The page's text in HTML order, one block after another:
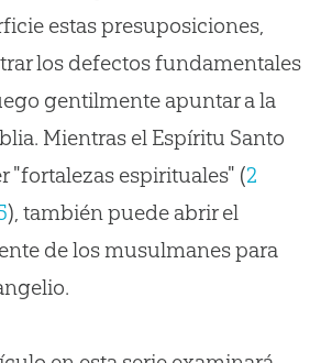
estas presuposiciones,
los defectos fundamentales
gentilmente apuntar a la
Mientras el Espíritu Santo
"fortalezas espirituales" (2
), también puede abrir el
de los musulmanes para